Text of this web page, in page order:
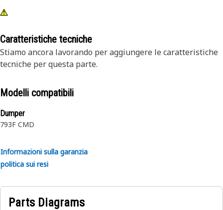
Caratteristiche tecniche
Stiamo ancora lavorando per aggiungere le caratteristiche
tecniche per questa parte.
Modelli compatibili
Dumper
793F CMD
Informazioni sulla garanzia
politica sui resi
Parts Diagrams